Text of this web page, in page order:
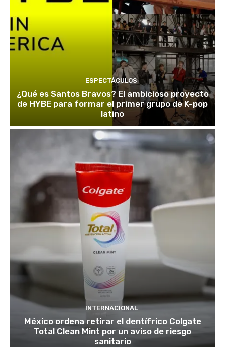
ESPECTÁCULOS
¿Qué es Santos Bravos? El ambicioso proyecto
de HYBE para formar el primer grupo de K-pop
latino
INTERNACIONAL
México ordena retirar el dentífrico Colgate
Total Clean Mint por un aviso de riesgo
sanitario